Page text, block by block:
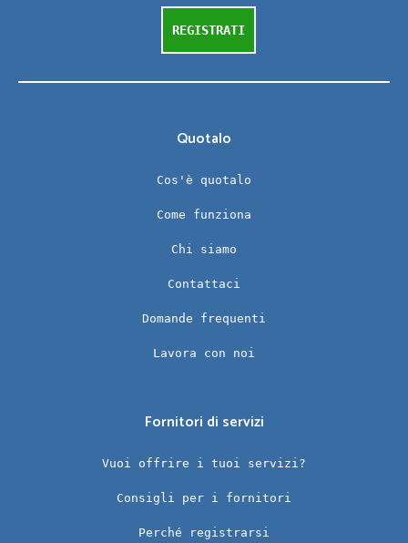
REGISTRATI
Quotalo
Cos'è quotalo
Come funziona
Chi siamo
Contattaci
Domande frequenti
Lavora con noi
Fornitori di servizi
Vuoi offrire i tuoi servizi?
Consigli per i fornitori
Perché registrarsi